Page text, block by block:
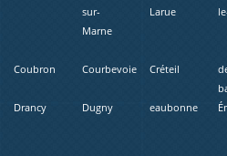
sur-
Marne
Larue
Coubron
Courbevoie Créteil
Drancy
Dugny eaubonne